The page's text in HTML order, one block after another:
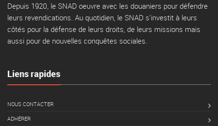
Depuis 1920, le SNAD oeuvre avec les douaniers pour défendre
leurs revendications. Au quotidien, le SNAD s'investit à leurs
côtés pour la défense de leurs droits, de leurs missions mais
aussi pour de nouvelles conquêtes sociales.
Liens rapides
NOUS CONTACTER
ADHÉRER